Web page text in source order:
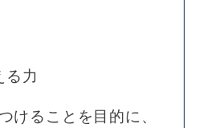
る力
けることを目的に、